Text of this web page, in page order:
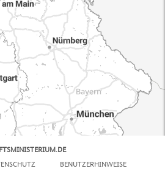
BENUTZERHINWEISE